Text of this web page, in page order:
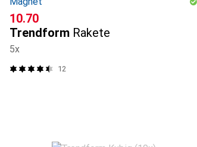
CHF
10.70
Trendform Rakete
5x
12